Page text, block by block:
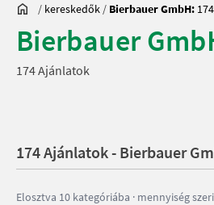
/ kereskedők / Bierbauer GmbH:
Bierbauer
174 Ajánlatok
174 Ajánlatok - Bierbauer
Elosztva 10 kategóriába · mennyiség